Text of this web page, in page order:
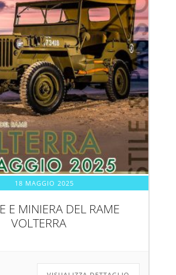
18 MAGGIO 2025
E MINIERA DEL RAME
VOLTERRA